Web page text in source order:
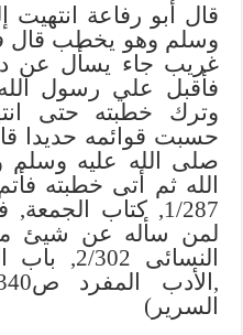
قال أبو رفاعة انتهيت
وسلم وهو يخطب قال
غريب جاء يسأل عن
فأقبل علي رسول
وترك خطبته حتى
حسبت قوائمه حديدا
صلى الله عليه وسلم
الله ثم أتى خطبته
1/287, كتاب
لمن سأله عن شيئ
النسائى
السرير)